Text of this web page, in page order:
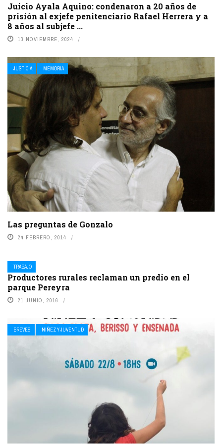
Juicio Ayala Aquino: condenaron a 20 años de
prisión al exjefe penitenciario Rafael Herrera y a
8 años al subjefe ...
13 NOVIEMBRE, 2024
JUSTICIA MEMORIA
Las preguntas de Gonzalo
24 FEBRERO, 2014
TRABAJO
Productores rurales reclaman un predio en el
parque Pereyra
21 JUNIO, 2016
BREVES NIÑEZ Y JUVENTUD